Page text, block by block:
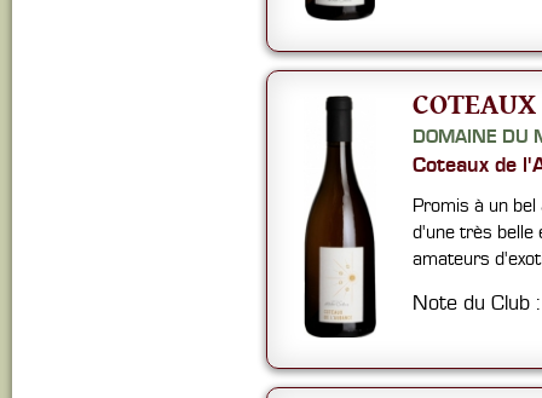
DOMAINE DU
Coteaux de
Promis à un bel
d'une très belle
amateurs
Note du Club